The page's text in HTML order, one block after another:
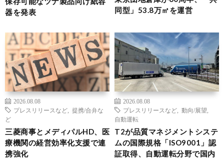
器を発表
同型」53.8万㎡を運営
2026.08.08
プレスリリースなど
提携/合弁な
ど
三菱商事とメディパルHD、医
療機関の経営効率化支援で連
携強化
2026.08.08
プレスリリースなど
動向/展望
自動運転
T2が品質マネジメントシステ
ムの国際規格「ISO9001」認
証取得、自動運転分野で国内